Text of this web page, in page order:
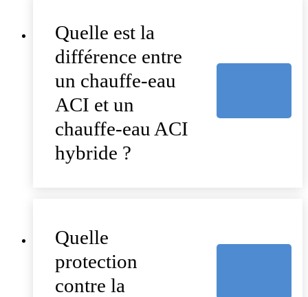
Quelle est la
différence entre
un chauffe-eau
ACI et un
chauffe-eau ACI
hybride ?
Quelle
protection
contre la